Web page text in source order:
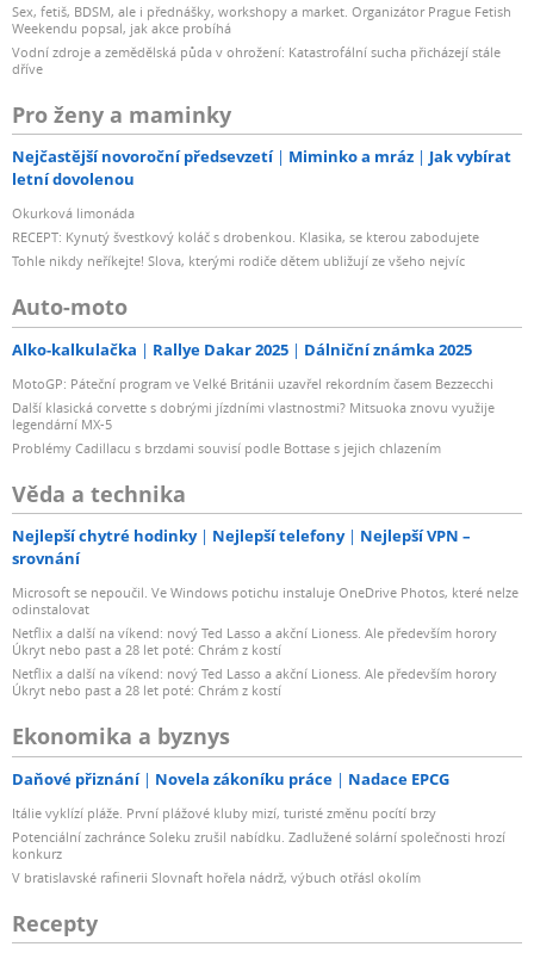
Sex, fetiš, BDSM, ale i přednášky, workshopy a market. Organizátor Prague Fetish
Weekendu popsal, jak akce probíhá
Vodní zdroje a zemědělská půda v ohrožení: Katastrofální sucha přicházejí stále
dříve
Pro ženy a maminky
Nejčastější novoroční předsevzetí Miminko a mráz
Jak vybírat
letní dovolenou
Okurková limonáda
RECEPT: Kynutý švestkový koláč s drobenkou. Klasika, se kterou zabodujete
Tohle nikdy neříkejte! Slova, kterými rodiče dětem ubližují ze všeho nejvíc
Auto-moto
Alko-kalkulačka Rallye Dakar 2025 Dálniční známka 2025
MotoGP: Páteční program ve Velké Británii uzavřel rekordním časem Bezzecchi
Další klasická corvette s dobrými jízdními vlastnostmi? Mitsuoka znovu využije
legendární MX-5
Problémy Cadillacu s brzdami souvisí podle Bottase s jejich chlazením
Věda a technika
Nejlepší chytré hodinky Nejlepší telefony
Nejlepší VPN –
srovnání
Microsoft se nepoučil. Ve Windows potichu instaluje OneDrive Photos, které nelze
odinstalovat
Netflix a další na víkend: nový Ted Lasso a akční Lioness. Ale především horory
Úkryt nebo past a 28 let poté: Chrám z kostí
Netflix a další na víkend: nový Ted Lasso a akční Lioness. Ale především horory
Úkryt nebo past a 28 let poté: Chrám z kostí
Ekonomika a byznys
Daňové přiznání Novela zákoníku práce Nadace EPCG
Itálie vyklízí pláže. První plážové kluby mizí, turisté změnu pocítí brzy
Potenciální zachránce Soleku zrušil nabídku. Zadlužené solární společnosti hrozí
konkurz
V bratislavské rafinerii Slovnaft hořela nádrž, výbuch otřásl okolím
Recepty